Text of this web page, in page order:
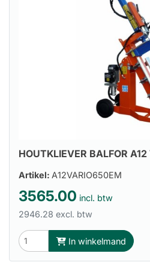
HOUTKLIEVER BALFOR
Artikel: A12VARIO650EM
3565.00 incl. btw
2946.28 excl. btw
In winkelmand